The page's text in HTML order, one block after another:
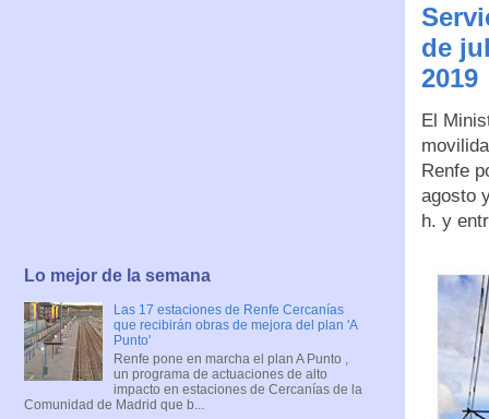
de
2019
El
Renfe
agosto
h. y
Lo mejor de la semana
Las 17 estaciones de Renfe Cercanías
que recibirán obras de mejora del plan 'A
Punto'
Renfe pone en marcha el plan A Punto ,
un programa de actuaciones de alto
impacto en estaciones de Cercanías de la
Comunidad de Madrid que b...